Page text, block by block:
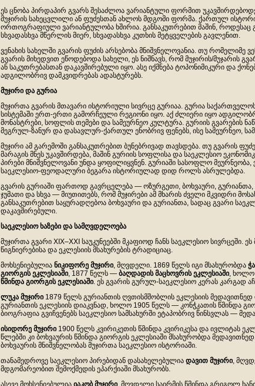
ეს ცნობა პირდაპირ გვარს შესაძლოა ვარიანტული ფორმით
მუჯირის სახეცვლილი ან ფუძესთან ახლოს მდგომი ფორმა. ქართულ
ორთოგრაფიული ვარიანტულობა ხშირია. განსაკუთრებით მაშინ, როდესაც
სხვადასხვა მწერლის მიერ, სხვადასხვა კუთხის მეტყველების გავლენით.
ვენახის სახელში გვარის ფუძის არსებობა მნიშვნელოვანია. თუ რომელიმე
გვარის მიხედვით ეწოდებოდა სახელი, ეს ნიშნავს, რომ მუჯირის/მუჯარის
ან საკუთრებასთან დაკავშირებული იყო. ასე იქმნება ტოპონიმიკური და
ადგილობრივ დამკვიდრებას ადასტურებს.
მუჯირი და გურია
მუჯირთა გვარის მთავარი ისტორიული სივრცე გურიაა. გურია
სისტემაში ერთ-ერთი გამორჩეული რეგიონი იყო. აქ ძლიერი იყო
მონასტრები, სოფლის თემები და სამეურნეო კულტურა. გურიის გვარების
მეგრულ-ზანურ და დასავლურ-ქართულ ენობრივ ფენებს, ისე სამეურნეო,
მუჯირი ამ გარემოში განსაკუთრებით ბუნებრივად თავსდება. თუ გვარის
მარაგის მნეს უკავშირდება, მაშინ გურიის სოფლისა და საეკლესიო
პირები მნიშვნელოვანი უნდა ყოფილიყვნენ. გურიაში სასოფლო მეურნეობა,
საეკლესიო-ფეოდალური ბეგარა ისტორიულად დიდ როლს ასრულებდა.
გვარის გურიაში ფართოდ გავრცელება — ოზურგეთი, ბოხვაური, გურიანთა,
ჯუმათი და სხვა — მიუთითებს, რომ მუჯირები ამ მხარის ძველი მკვიდრი
განსაკუთრებით საყურადღებოა ბოხვაური და გურიანთა, სადაც გვარი
დაკავშირებული.
საეკლესიო ხაზები და სამღვდელოება
მუჯირთა გვარი XIX–XXI საუკუნეებში მკაფიოდ ჩანს საეკლესიო სივრცეში.
წიგნიერებისა და ეკლესიის მსახურების ტრადიციაც.
მოხსენიებულია ნიკიფორე მუჯირი, მღვდელი. 1869 წელს იგი მსახურობდა
გიორგის ეკლესიაში, 1877 წელს — ბაღდადის მაცხოვრის ეკლესიაში, ხოლო
წმინდა გიორგის ეკლესიაში. ეს გვარის გურულ-საეკლესიო კერას კარგად
ლუკა მუჯირი 1879 წელს გურიანთის ღვთისმშობლის ეკლესიის
გურიანთის ეკლესიის დიაკვნად, ხოლო 1905 წელს — კონჭკათის წმინდა
ბიოგრაფია გვიჩვენებს საეკლესიო სამსახურში ეტაპობრივ წინსვლას —
ისიდორე მუჯირი 1900 წელს კვირიკეთის წმინდა კვირიკესა და ივლიტას
წლებში კი ბოხვაურის წმინდა გიორგის ეკლესიაში მსახურობდა
ბოხვაურის მნიშვნელობას მუჯირთა საეკლესიო ისტორიაში.
თანამედროვე საეკლესიო პირებიდან დასახელებულია დავით მუჯირი,
მდგომარეობით შემოქმედის ეპარქიაში მსახურობს.
ასევე მოხსენიებულია იაკობ მუჯირი , მღვდელი საირმის წმინდა გრიგოლ